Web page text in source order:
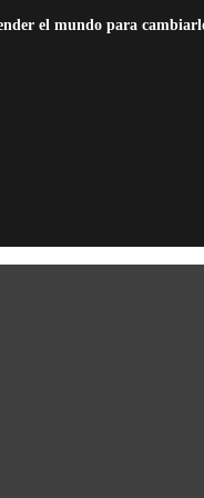
el mundo para